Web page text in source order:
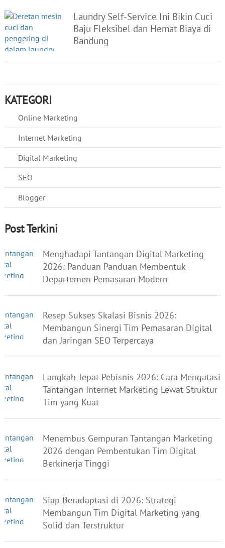
Laundry Self-Service Ini Bikin Cuci
Baju Fleksibel dan Hemat Biaya di
Bandung
KATEGORI
Online Marketing
Internet Marketing
Digital Marketing
SEO
Blogger
Post Terkini
Menghadapi Tantangan Digital Marketing
2026: Panduan Panduan Membentuk
Departemen Pemasaran Modern
Resep Sukses Skalasi Bisnis 2026:
Membangun Sinergi Tim Pemasaran Digital
dan Jaringan SEO Terpercaya
Langkah Tepat Pebisnis 2026: Cara Mengatasi
Tantangan Internet Marketing Lewat Struktur
Tim yang Kuat
Menembus Gempuran Tantangan Marketing
2026 dengan Pembentukan Tim Digital
Berkinerja Tinggi
Siap Beradaptasi di 2026: Strategi
Membangun Tim Digital Marketing yang
Solid dan Terstruktur